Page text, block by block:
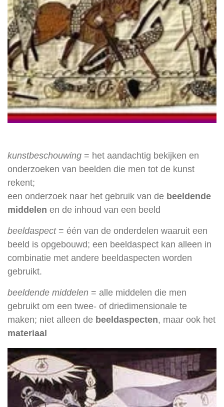
kunstbeschouwing = het aandachtig bekijken en
onderzoeken van beelden die men tot de kunst
rekent;
een onderzoek naar het gebruik van de beeldende
middelen en de inhoud van een beeld
beeldaspect= één van de onderdelen waaruit een
beeld is opgebouwd; een beeldaspect kan alleen in
combinatie met andere beeldaspecten worden
gebruikt.
beeldende middelen = alle middelen die men
gebruikt om een twee- of driedimensionale te
maken; niet alleen de beeldaspecten, maar ook het
materiaal